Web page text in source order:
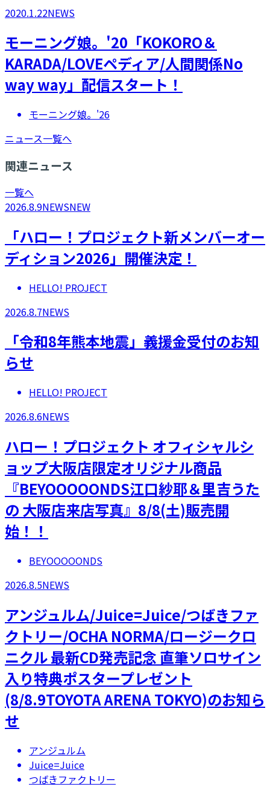
2020.1.22NEWS
モーニング娘。'20「KOKORO＆
KARADA/LOVEペディア/人間関係No
way way」配信スタート！
モーニング娘。'26
ニュース一覧へ
関連ニュース
一覧へ
2026.8.9NEWSNEW
「ハロー！プロジェクト新メンバーオー
ディション2026」開催決定！
HELLO! PROJECT
2026.8.7NEWS
「令和8年熊本地震」義援金受付のお知
らせ
HELLO! PROJECT
2026.8.6NEWS
ハロー！プロジェクト オフィシャルシ
ョップ大阪店限定オリジナル商品
『BEYOOOOONDS江口紗耶＆里吉うた
の 大阪店来店写真』8/8(土)販売開
始！！
BEYOOOOONDS
2026.8.5NEWS
アンジュルム/Juice=Juice/つばきファ
クトリー/OCHA NORMA/ロージークロ
ニクル 最新CD発売記念 直筆ソロサイン
入り特典ポスタープレゼント
(8/8.9TOYOTA ARENA TOKYO)のお知ら
せ
アンジュルム
Juice=Juice
つばきファクトリー